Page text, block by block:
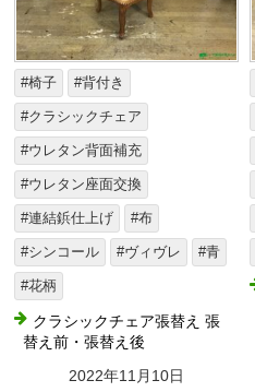
#椅子 #背付き
#クラシックチェア
#ウレタン背面補充
#ウレタン座面交換
#連結鋲仕上げ #布
#シンコール #ヴィヴレ #青
#花柄
クラシックチェア張替え 張
替え前・張替え後
2022年11月10日